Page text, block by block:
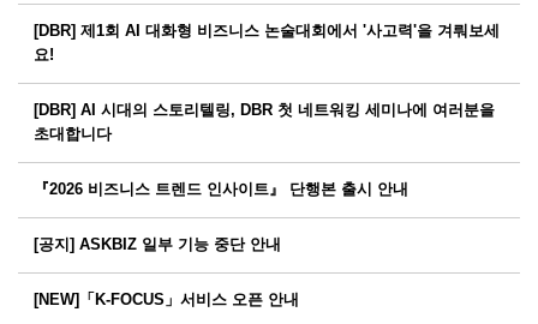
[DBR] 제1회 AI 대화형 비즈니스 논술대회에서 '사고력'을 겨뤄보세
요!
[DBR] AI 시대의 스토리텔링, DBR 첫 네트워킹 세미나에 여러분을
초대합니다
『2026 비즈니스 트렌드 인사이트』 단행본 출시 안내
[공지] ASKBIZ 일부 기능 중단 안내
[NEW]「K-FOCUS」서비스 오픈 안내